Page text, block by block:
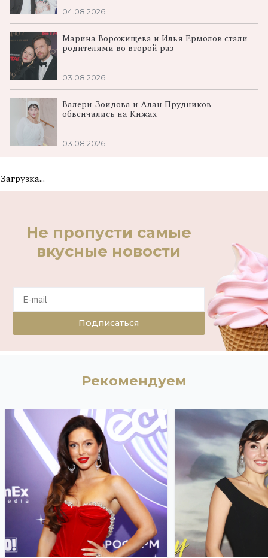
04.08.2026
Марина Ворожищева и Илья Ермолов стали
родителями во второй раз
03.08.2026
Валери Зоидова и Алан Прудников
обвенчались на Кижах
03.08.2026
Загрузка...
Не пропусти самые
вкусные новости
Подписаться
Рекомендуем